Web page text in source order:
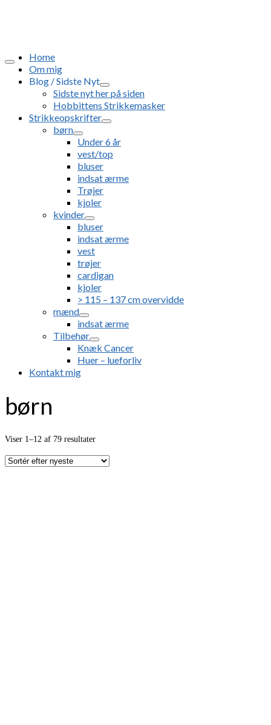
Home
Om mig
Blog / Sidste Nyt
Sidste nyt her på siden
Hobbittens Strikkemasker
Strikkeopskrifter
børn
Under 6 år
vest/top
bluser
indsat ærme
Trøjer
kjoler
kvinder
bluser
indsat ærme
vest
trøjer
cardigan
kjoler
> 115 – 137 cm overvidde
mænd
indsat ærme
Tilbehør
Knæk Cancer
Huer – lueforliv
Kontakt mig
børn
Viser 1–12 af 79 resultaterSorteret
seneste